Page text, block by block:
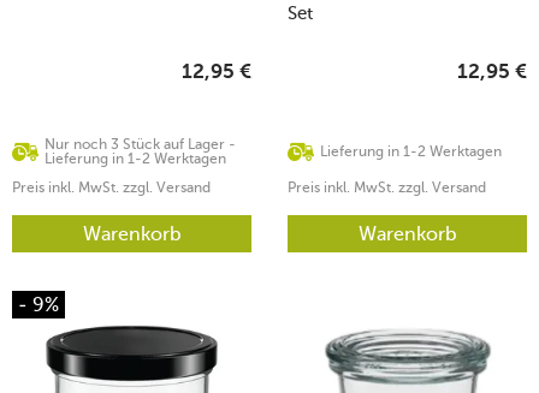
Nur noch 3 Stück auf Lager -
Lieferung in 1-2 Werktagen
12,95 €
Preis inkl. MwSt. zzgl. Versand
Warenkorb
Set
Lieferung in 1-2 Werktagen
12,95 €
Preis inkl. MwSt. zzgl. Versand
Warenkorb
- 9%